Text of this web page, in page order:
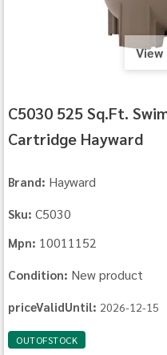
C5030 525 Sq.Ft.
Cartridge Hayward
Brand: Hayward
Sku: C5030
Mpn: 10011152
Condition: New product
priceValidUntil: 2026-12-15
OUTOFSTOCK